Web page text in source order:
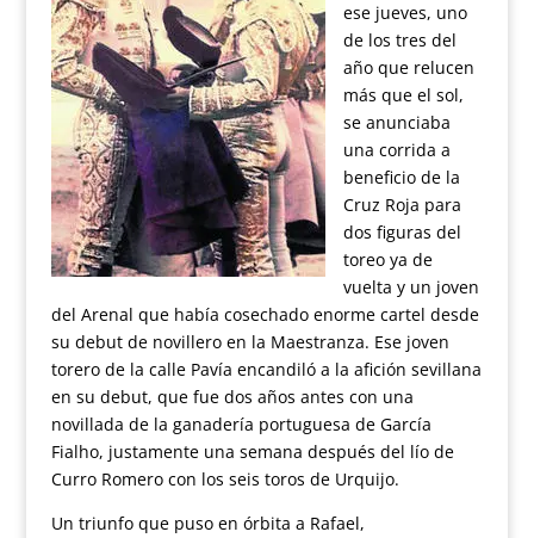
ese jueves, uno
de los tres del
año que relucen
más que el sol,
se anunciaba
una corrida a
beneficio de la
Cruz Roja para
dos figuras del
toreo ya de
vuelta y un joven
del Arenal que había cosechado enorme cartel desde
su debut de novillero en la Maestranza. Ese joven
torero de la calle Pavía encandiló a la afición sevillana
en su debut, que fue dos años antes con una
novillada de la ganadería portuguesa de García
Fialho, justamente una semana después del lío de
Curro Romero con los seis toros de Urquijo.
Un triunfo que puso en órbita a Rafael,